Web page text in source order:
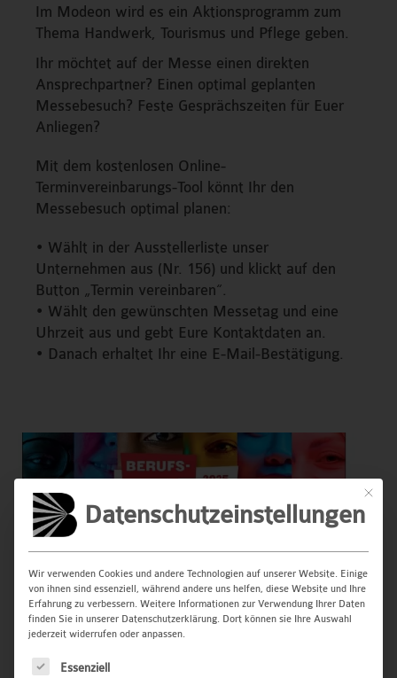
Im Modeon wird es ein Aktionsprogramm zum
Thema Handwerk, Tourismus und Pflege geben.
Ihr möchtet auf der Messe einen direkten
Ansprechpartner? Einen optimal geplanten
Messebesuch? Feste Gesprächszeiten für Euer
Anliegen?
Mit dem kostenlosen Online-
Terminvereinbarungs-Tool könnt Ihr den
Messebesuch optimal planen:
• Wählt in der Ausstellerliste unser
Unternehmen aus (Nr. 156) und klickt auf den
Button „Termin vereinbaren“.
• Wählt den gewünschten Messetag und eine
Uhrzeit aus und gebt Eure Kontaktdaten an.
• Danach erhaltet Ihr eine E-Mail-Bestätigung.
Mit
Datenschutzeinstellungen
Wir verwenden Cookies und andere Technologien auf unserer Website. Einige
von ihnen sind essenziell, während andere uns helfen, diese Website und Ihre
Erfahrung zu verbessern. Weitere Informationen zur Verwendung Ihrer Daten
finden Sie in unserer Datenschutzerklärung. Dort können sie Ihre Auswahl
jederzeit widerrufen oder anpassen.
Es folgt eine Liste der Service-Gruppen, für die eine
Essenziell